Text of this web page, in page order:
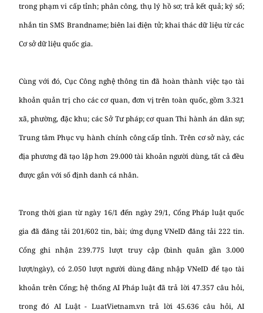
trong phạm vi cấp tỉnh; phân công, thụ lý hồ sơ; trả kết quả; ký số;
nhắn tin SMS Brandname; biên lai điện tử; khai thác dữ liệu từ các
Cơ sở dữ liệu quốc gia.
Cùng với đó, Cục Công nghệ thông tin đã hoàn thành việc tạo tài
khoản quản trị cho các cơ quan, đơn vị trên toàn quốc, gồm 3.321
xã, phường, đặc khu; các Sở Tư pháp; cơ quan Thi hành án dân sự;
Trung tâm Phục vụ hành chính công cấp tỉnh. Trên cơ sở này, các
địa phương đã tạo lập hơn 29.000 tài khoản người dùng, tất cả đều
được gắn với số định danh cá nhân.
Trong thời gian từ ngày 16/1 đến ngày 29/1, Cổng Pháp luật quốc
gia đã đăng tải 201/602 tin, bài; ứng dụng VNeID đăng tải 222 tin.
Cổng ghi nhận 239.775 lượt truy cập (bình quân gần 3.000
lượt/ngày), có 2.050 lượt người dùng đăng nhập VNeID để tạo tài
khoản trên Cổng; hệ thống AI Pháp luật đã trả lời 47.357 câu hỏi,
trong đó AI Luật - LuatVietnam.vn trả lời 45.636 câu hỏi, AI